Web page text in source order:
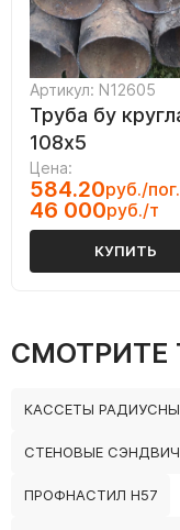
Артикул: N12605
Труба бу
108х5
Цена:
584.20руб./
46 000руб./т
КУПИТЬ
СМОТРИТЕ
КАССЕТЫ
СТЕНОВЫЕ
ПРОФНАСТИЛ Н57